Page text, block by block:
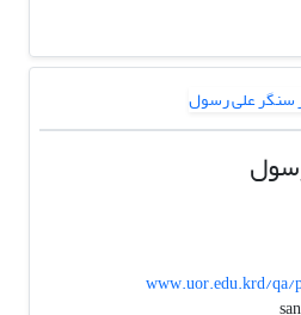
www.uor.edu.krd/qa/